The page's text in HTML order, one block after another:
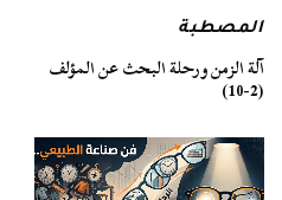
المصطبة
آلة الزمن ورحلة البحث عن المؤلف
(2-10)